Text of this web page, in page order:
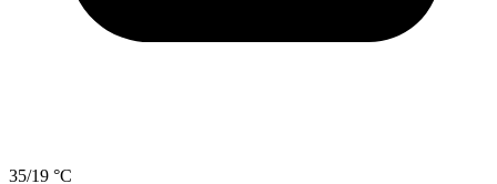
35/19 °C